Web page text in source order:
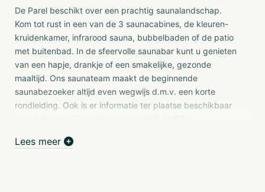
De Parel beschikt over een prachtig saunalandschap.
Kom tot rust in een van de 3 saunacabines, de kleuren-
kruidenkamer, infrarood sauna, bubbelbaden of de patio
met buitenbad. In de sfeervolle saunabar kunt u genieten
van een hapje, drankje of een smakelijke, gezonde
maaltijd. Ons saunateam maakt de beginnende
saunabezoeker altijd even wegwijs d.m.v. een korte
rondleiding. Ook is er informatie ter plaatse beschikbaar
Lees meer